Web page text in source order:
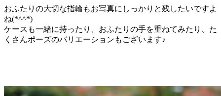
おふたりの大切な指輪もお写真にしっかりと残したいですよ
ね(*^^*)
ケースも一緒に持ったり、おふたりの手を重ねてみたり、た
くさんポーズのバリエーションもございます♪